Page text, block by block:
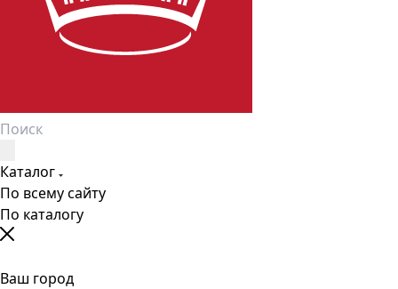
Каталог
По всему сайту
По каталогу
Ваш город